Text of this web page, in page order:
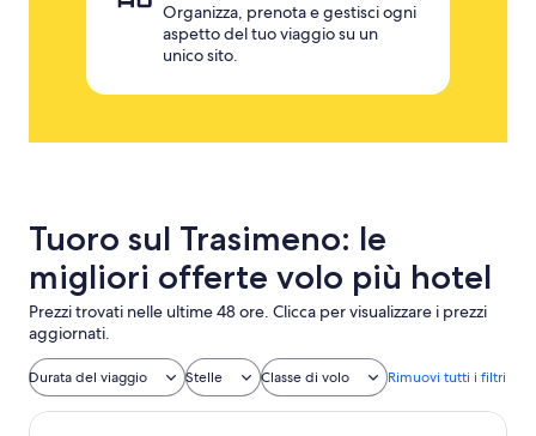
Organizza, prenota e gestisci ogni
aspetto del tuo viaggio su un
unico sito.
Tuoro sul Trasimeno: le
migliori offerte volo più hotel
Prezzi trovati nelle ultime 48 ore. Clicca per visualizzare i prezzi
aggiornati.
Durata del viaggio Stelle Classe di volo Rimuovi tutti i filtri
LH Arca Street Art Hotel